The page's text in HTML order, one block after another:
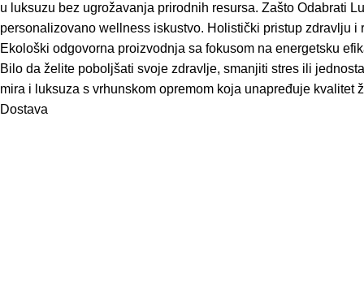
u luksuzu bez ugrožavanja prirodnih resursa. Zašto Odabrati
personalizovano wellness iskustvo. Holistički pristup zdravlju
Ekološki odgovorna proizvodnja sa fokusom na energetsku
Bilo da želite poboljšati svoje zdravlje, smanjiti stres ili
mira i luksuza s vrhunskom opremom koja unapređuje
Dostava